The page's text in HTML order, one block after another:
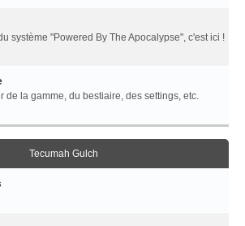
système "Powered By The Apocalypse", c'est ici !
de la gamme, du bestiaire, des settings, etc.
Tecumah Gulch